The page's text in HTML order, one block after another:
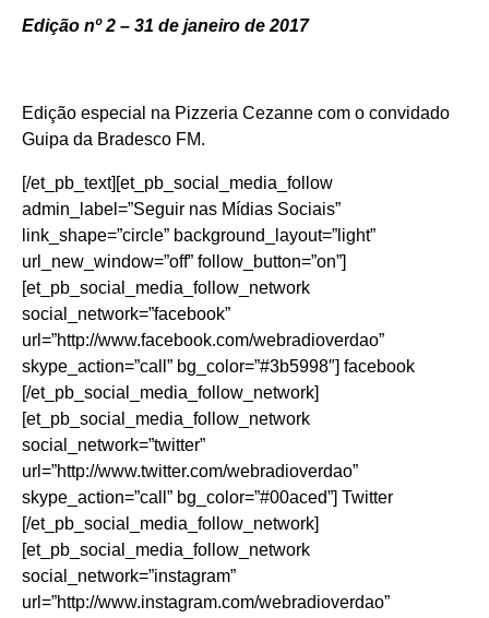
Edição nº 2 – 31 de janeiro de 2017
Edição especial na Pizzeria Cezanne com o convidado
Guipa da Bradesco FM.
[/et_pb_text][et_pb_social_media_follow
admin_label=”Seguir nas Mídias Sociais”
link_shape=”circle” background_layout=”light”
url_new_window=”off” follow_button=”on”]
[et_pb_social_media_follow_network
social_network=”facebook”
url=”http://www.facebook.com/webradioverdao”
skype_action=”call” bg_color=”#3b5998″] facebook
[/et_pb_social_media_follow_network]
[et_pb_social_media_follow_network
social_network=”twitter”
url=”http://www.twitter.com/webradioverdao”
skype_action=”call” bg_color=”#00aced”] Twitter
[/et_pb_social_media_follow_network]
[et_pb_social_media_follow_network
social_network=”instagram”
url=”http://www.instagram.com/webradioverdao”